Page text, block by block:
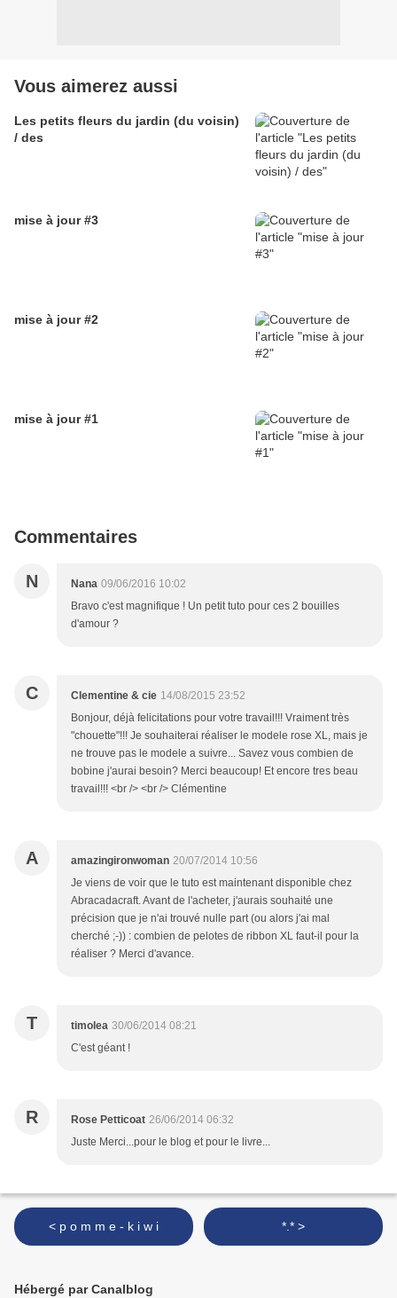
Vous aimerez aussi
Les petits fleurs du jardin (du voisin)
/ des
mise à jour #3
mise à jour #2
mise à jour #1
Commentaires
N Nana 09/06/2016 10:02
Bravo c'est magnifique ! Un petit tuto pour ces 2 bouilles
d'amour ?
C Clementine & cie 14/08/2015 23:52
Bonjour, déjà felicitations pour votre travail!!! Vraiment très
"chouette"!!! Je souhaiterai réaliser le modele rose XL, mais je
ne trouve pas le modele a suivre... Savez vous combien de
bobine j'aurai besoin? Merci beaucoup! Et encore tres beau
travail!!! <br /> <br /> Clémentine
A amazingironwoman 20/07/2014 10:56
Je viens de voir que le tuto est maintenant disponible chez
Abracadacraft. Avant de l'acheter, j'aurais souhaité une
précision que je n'ai trouvé nulle part (ou alors j'ai mal
cherché ;-)) : combien de pelotes de ribbon XL faut-il pour la
réaliser ? Merci d'avance.
T timolea 30/06/2014 08:21
C'est géant !
R Rose Petticoat 26/06/2014 06:32
Juste Merci...pour le blog et pour le livre...
< p o m m e - k i w i *.* >
Hébergé par Canalblog